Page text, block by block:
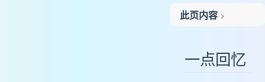
此页内容
一点总结
一点进阶:自管理
一点回忆